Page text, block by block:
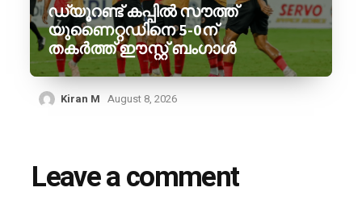
ഡ്യൂറണ്ട് കപ്പിൽ സൗത്ത്
യുണൈറ്റഡിനെ 5-0ന്
തകർത്ത് ഈസ്റ്റ് ബംഗാൾ
Kiran M August 8, 2026
Leave a comment